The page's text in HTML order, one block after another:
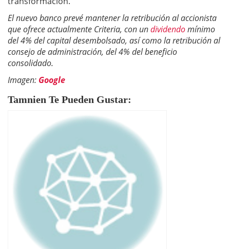
El nuevo banco prevé mantener la retribución al accionista
que ofrece actualmente Criteria, con undividendomínimo
del 4% del capital desembolsado, así como la retribución al
consejo de administración, del 4% del beneficio
consolidado.
Imagen: Google
Tamnien Te Pueden Gustar: